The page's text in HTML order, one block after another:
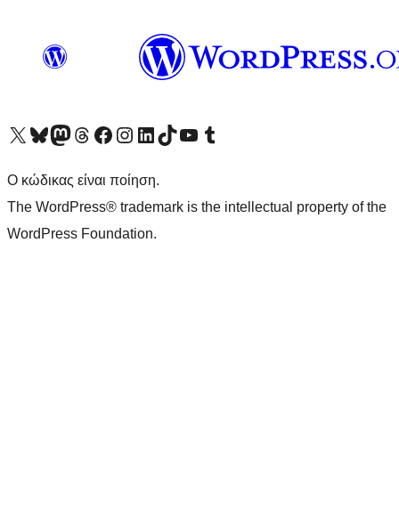
Visit our X (formerly Twitter) account
Visit our Bluesky account
Επισκεφθείτε τον λογαριασμό μας στο Mastodon
Visit our Threads account
Επισκεφτείτε τη σελίδα μας στο Facebook
Επισκεφθείτε τον λογαριασμό μας Instagram
Επισκεφθείτε τον λογαριασμό μας LinkedIn
Visit our TikTok account
Visit our YouTube channel
Visit our Tumblr account
Ο κώδικας είναι ποίηση.
The WordPress® trademark is the intellectual property of the
WordPress Foundation.